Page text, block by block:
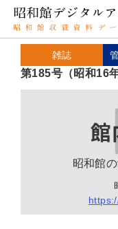
雑誌
第185号（昭和16
昭和館